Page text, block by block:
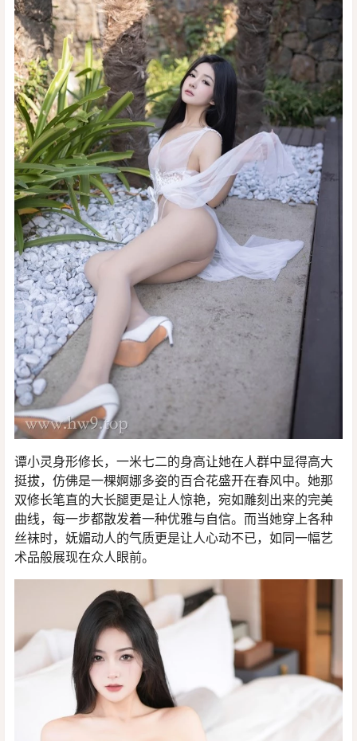
谭小灵身形修长，一米七二的身高让她在人群中显得高大
挺拔，仿佛是一棵婀娜多姿的百合花盛开在春风中。她那
双修长笔直的大长腿更是让人惊艳，宛如雕刻出来的完美
曲线，每一步都散发着一种优雅与自信。而当她穿上各种
丝袜时，妩媚动人的气质更是让人心动不已，如同一幅艺
术品般展现在众人眼前。